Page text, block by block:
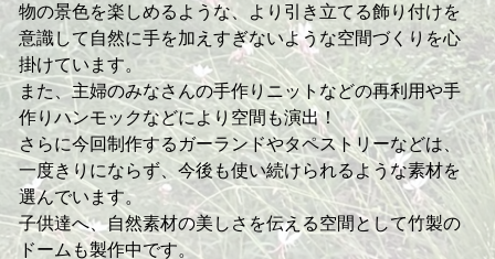
物の景色を楽しめるような、より引き立てる飾り付けを
意識して自然に手を加えすぎないような空間づくりを心
掛けています。
また、主婦のみなさんの手作りニットなどの再利用や手
作りハンモックなどにより空間も演出！
さらに今回制作するガーランドやタペストリーなどは、
一度きりにならず、今後も使い続けられるような素材を
選んでいます。
子供達へ、自然素材の美しさを伝える空間として竹製の
ドームも製作中です。